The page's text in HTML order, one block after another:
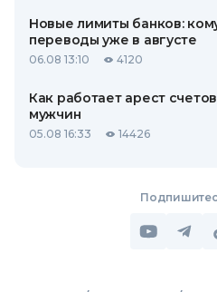
Новые лимиты банков:
переводы уже в августе
06.08 13:10 4120
Как работает арест
мужчин
05.08 16:33 14426